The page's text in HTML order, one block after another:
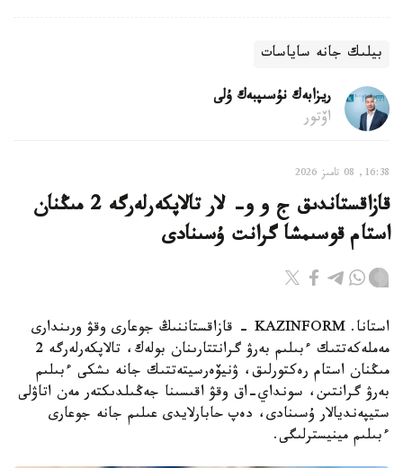
بيلىك جانە ساياسات
ريزابەك نۇسىپبەك ۇلى
اۆتور
16:38, 08 تامىز 2026
قازاقستاندىق ج و و- لار تالاپكەرلەرگە 2 مىڭنان
استام قوسىمشا گرانت ۇسىنادى
استانا. KAZINFORM - قازاقستاننىڭ جوعارى وقۋ ورىندارى
مەملەكەتتىك ءبىلىم بەرۋ گرانتتارىنان بولەك، تالاپكەرلەرگە 2
مىڭنان استام رەكتورلىق، ۋنيۆەرسيتەتتىك جانە ىشكى ءبىلىم
بەرۋ گرانتىن، سونداي-اق وقۋ اقىسىنا جەڭىلدىكتەر مەن اتاۋلى
ستيپەنديالار ۇسىنادى، دەپ حابارلايدى عىلىم جانە جوعارى
ءبىلىم مينيسترلىگى.